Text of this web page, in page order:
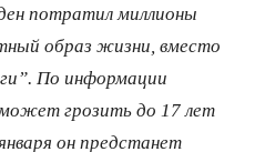
потратил миллионы
образ жизни, вместо
По информации
может грозить до 17 лет
он предстанет